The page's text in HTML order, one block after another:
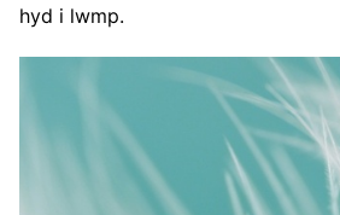
hyd i lwmp.